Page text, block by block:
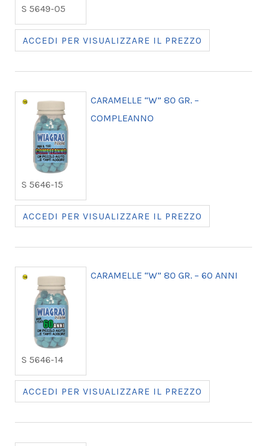
S 5649-05
ACCEDI PER VISUALIZZARE IL PREZZO
S 5646-15
CARAMELLE “W” 80 GR. –
COMPLEANNO
ACCEDI PER VISUALIZZARE IL PREZZO
S 5646-14
CARAMELLE “W” 80 GR. – 60 ANNI
ACCEDI PER VISUALIZZARE IL PREZZO